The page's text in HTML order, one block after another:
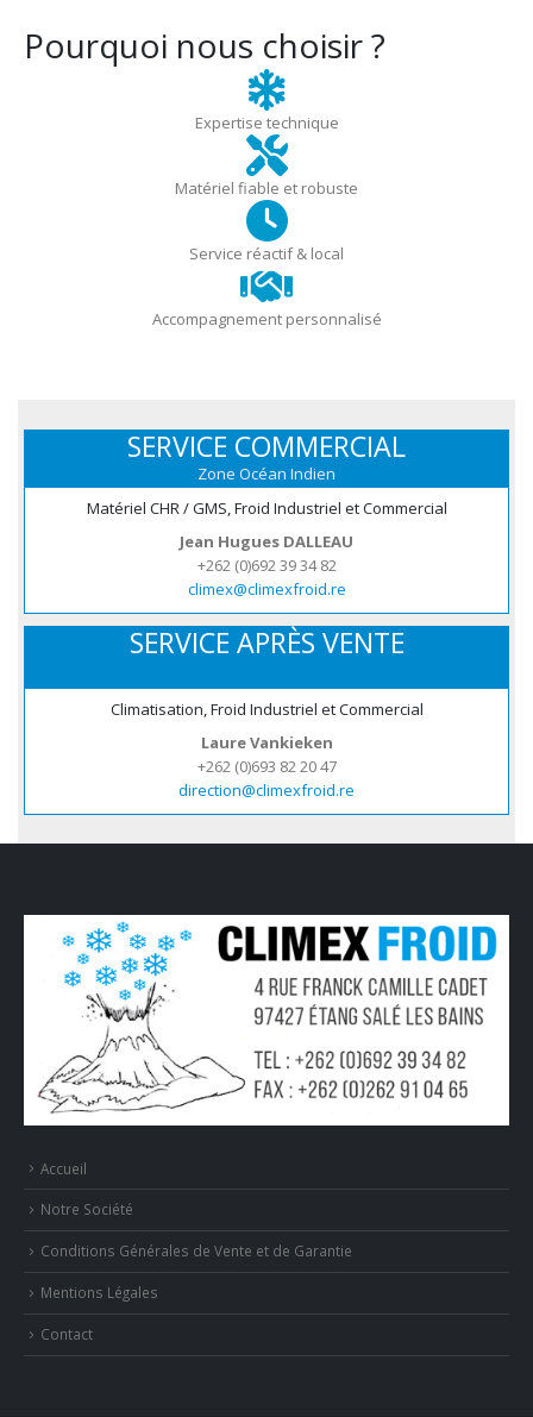
Pourquoi nous choisir ?
Expertise technique
Matériel fiable et robuste
Service réactif & local
Accompagnement personnalisé
SERVICE COMMERCIAL
Zone Océan Indien
Matériel CHR / GMS, Froid Industriel et Commercial
Jean Hugues DALLEAU
+262 (0)692 39 34 82
climex@climexfroid.re
SERVICE APRÈS VENTE
Climatisation, Froid Industriel et Commercial
Laure Vankieken
+262 (0)693 82 20 47
direction@climexfroid.re
Accueil
Notre Société
Conditions Générales de Vente et de Garantie
Mentions Légales
Contact